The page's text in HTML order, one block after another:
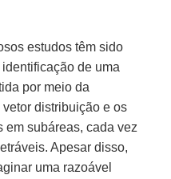
estudos têm sido
de uma
por meio da
vetor distribuição e os
em subáreas, cada vez
Apesar disso,
uma razoável